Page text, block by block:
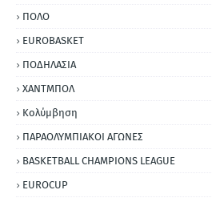
ΠΟΛΟ
EUROBASKET
ΠΟΔΗΛΑΣΙΑ
ΧΑΝΤΜΠΟΛ
Κολύμβηση
ΠΑΡΑΟΛΥΜΠΙΑΚΟΙ ΑΓΩΝΕΣ
BASKETBALL CHAMPIONS LEAGUE
EUROCUP